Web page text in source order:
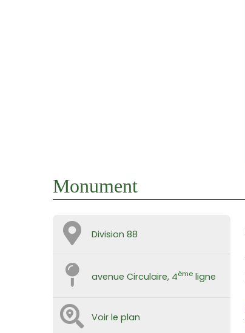
Monument
Division 88
avenue Circulaire, 4ème ligne
Voir le plan